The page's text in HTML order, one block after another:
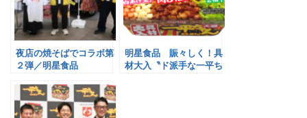
夜店の焼そばでコラボ第
２弾／明星食品
明星食品 賑々しく！具
材大入〝ド派手な一平ち